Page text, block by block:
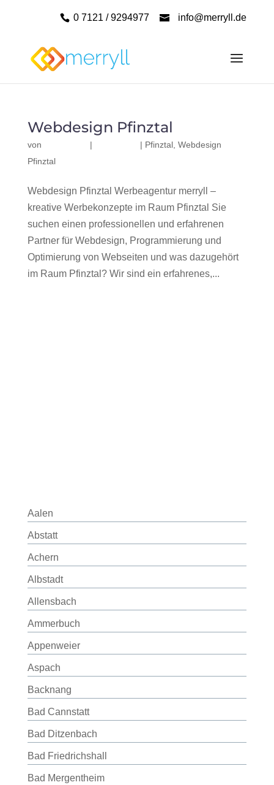
0 7121 / 9294977 info@merryll.de
Webdesign Pfinztal
von | | Pfinztal, Webdesign
Pfinztal
Webdesign Pfinztal Werbeagentur merryll –
kreative Werbekonzepte im Raum Pfinztal Sie
suchen einen professionellen und erfahrenen
Partner für Webdesign, Programmierung und
Optimierung von Webseiten und was dazugehört
im Raum Pfinztal? Wir sind ein erfahrenes,...
Aalen
Abstatt
Achern
Albstadt
Allensbach
Ammerbuch
Appenweier
Aspach
Backnang
Bad Cannstatt
Bad Ditzenbach
Bad Friedrichshall
Bad Mergentheim